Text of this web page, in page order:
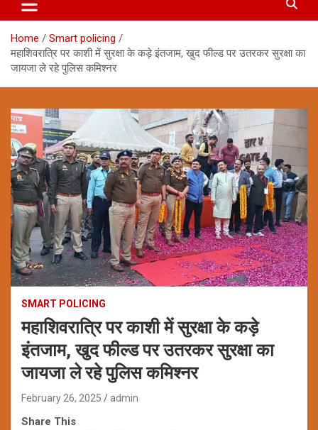
Home
Smart policing
महाशिवरात्रि पर काशी में सुरक्षा के कड़े इंतजाम, खुद फील्ड पर उतरकर सुरक्षा का
जायजा ले रहे पुलिस कमिश्नर
SMART POLICING
महाशिवरात्रि पर काशी में सुरक्षा के कड़े
इंतजाम, खुद फील्ड पर उतरकर सुरक्षा का
जायजा ले रहे पुलिस कमिश्नर
February 26, 2025 admin
Share This